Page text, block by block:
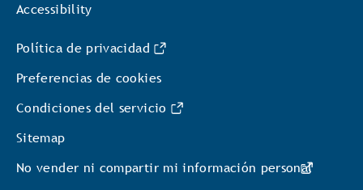
Accessibility
Política de privacidad
Preferencias de cookies
Condiciones del servicio
Sitemap
No vender ni compartir mi información personal